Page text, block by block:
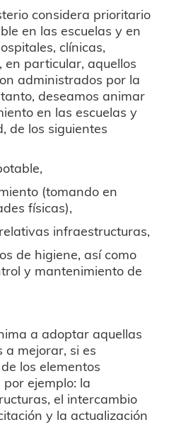
considera prioritario
en las escuelas y en
clínicas,
en particular, aquellos
administrados por la
deseamos animar
en las escuelas y
de los siguientes
(tomando en
físicas),
infraestructuras,
higiene, así como
y mantenimiento de
a adoptar aquellas
mejorar, si es
los elementos
ejemplo: la
el intercambio
y la actualización